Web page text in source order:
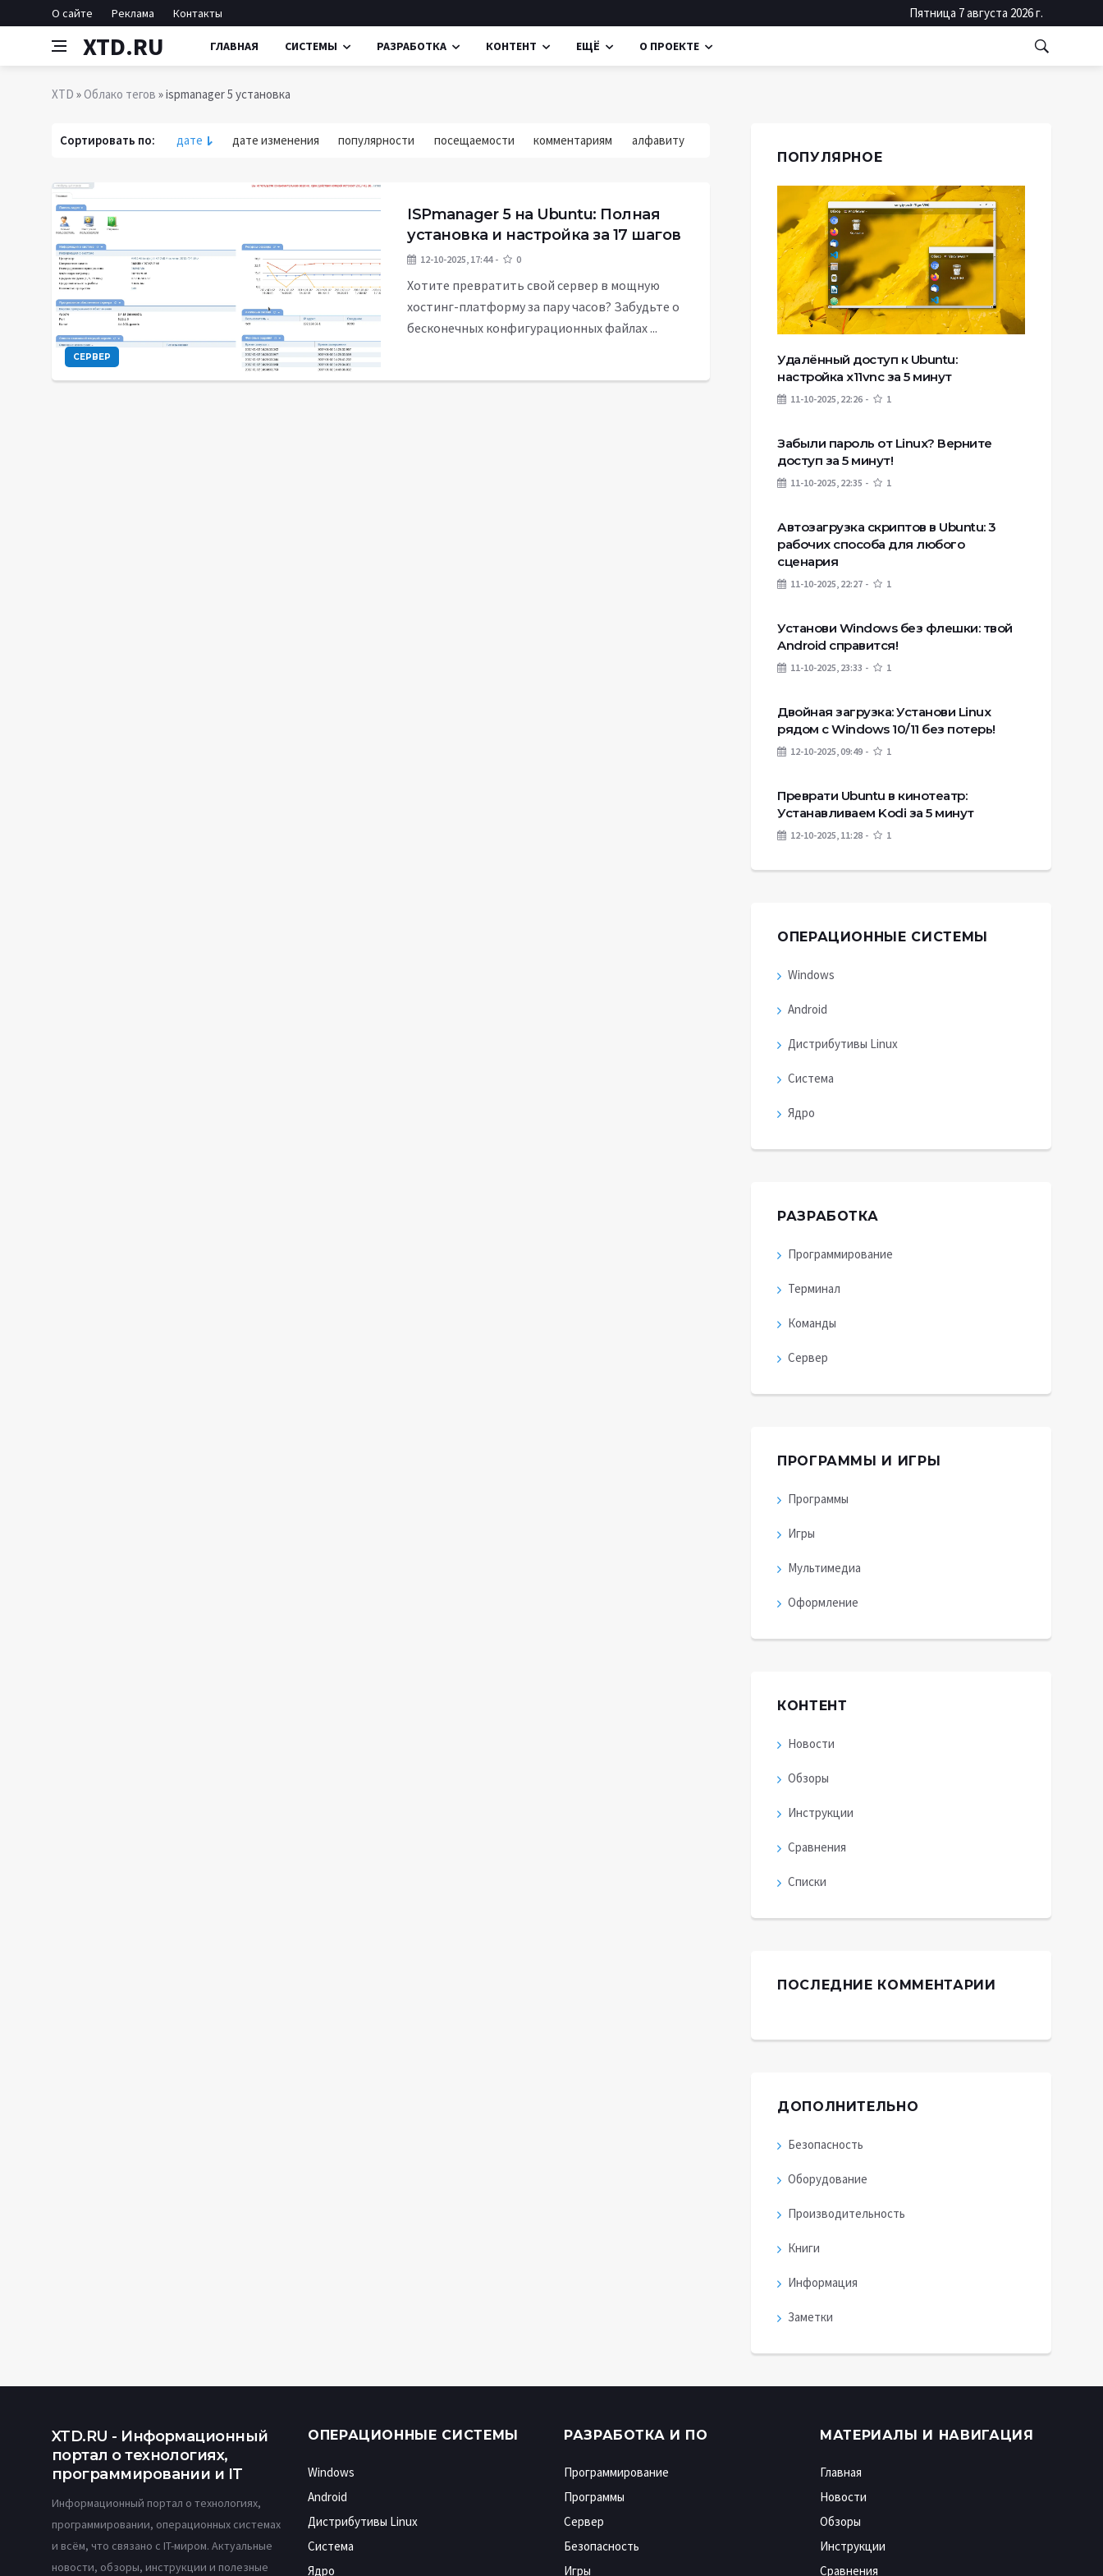
О сайте Реклама Контакты Пятница 7 августа 2026 г.
XTD.RU ГЛАВНАЯ СИСТЕМЫ РАЗРАБОТКА КОНТЕНТ ЕЩЁ О ПРОЕКТЕ
XTD »Облако тегов » ispmanager 5 установка
Сортировать по: дате дате изменения популярности посещаемости комментариям алфавиту
СЕРВЕР
ISPmanager 5 на Ubuntu: Полная
установка и настройка за 17 шагов
12-10-2025, 17:44 0
Хотите превратить свой сервер в мощную
хостинг-платформу за пару часов? Забудьте о
бесконечных конфигурационных файлах ...
ПОПУЛЯРНОЕ
Удалённый доступ к Ubuntu:
настройка x11vnc за 5 минут
11-10-2025, 22:26 1
Забыли пароль от Linux? Верните
доступ за 5 минут!
11-10-2025, 22:35 1
Автозагрузка скриптов в Ubuntu: 3
рабочих способа для любого
сценария
11-10-2025, 22:27 1
Установи Windows без флешки: твой
Android справится!
11-10-2025, 23:33 1
Двойная загрузка: Установи Linux
рядом с Windows 10/11 без потерь!
12-10-2025, 09:49 1
Преврати Ubuntu в кинотеатр:
Устанавливаем Kodi за 5 минут
12-10-2025, 11:28 1
ОПЕРАЦИОННЫЕ СИСТЕМЫ
Windows
Android
Дистрибутивы Linux
Система
Ядро
РАЗРАБОТКА
Программирование
Терминал
Команды
Сервер
ПРОГРАММЫ И ИГРЫ
Программы
Игры
Мультимедиа
Оформление
КОНТЕНТ
Новости
Обзоры
Инструкции
Сравнения
Списки
ПОСЛЕДНИЕ КОММЕНТАРИИ
ДОПОЛНИТЕЛЬНО
Безопасность
Оборудование
Производительность
Книги
Информация
Заметки
XTD.RU - Информационный
портал о технологиях,
программировании и IT
Информационный портал о технологиях,
программировании, операционных системах
и всём, что связано с IT-миром. Актуальные
новости, обзоры, инструкции и полезные
ОПЕРАЦИОННЫЕ СИСТЕМЫ
Windows
Android
Дистрибутивы Linux
Система
Ядро
РАЗРАБОТКА И ПО
Программирование
Программы
Сервер
Безопасность
Игры
МАТЕРИАЛЫ И НАВИГАЦИЯ
Главная
Новости
Обзоры
Инструкции
Сравнения